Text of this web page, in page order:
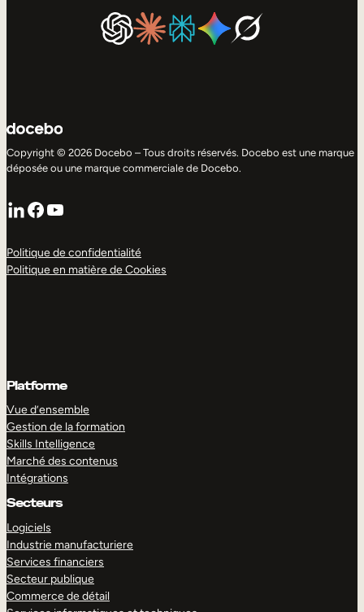
Copyright © 2026 Docebo – Tous droits réservés. Docebo est une marque
déposée ou une marque commerciale de Docebo.
LinkedIn
Facebook
YouTube
Politique de confidentialité
Politique en matière de Cookies
Platforme
Vue d’ensemble
Gestion de la formation
Skills Intelligence
Marché des contenus
Intégrations
Secteurs
Logiciels
Industrie manufacturiere
Services financiers
Secteur publique
Commerce de détail